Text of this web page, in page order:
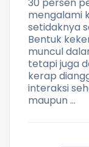
mengalami
setidaknya
Bentuk
muncul
tetapi juga
kerap
interaksi
maupun …